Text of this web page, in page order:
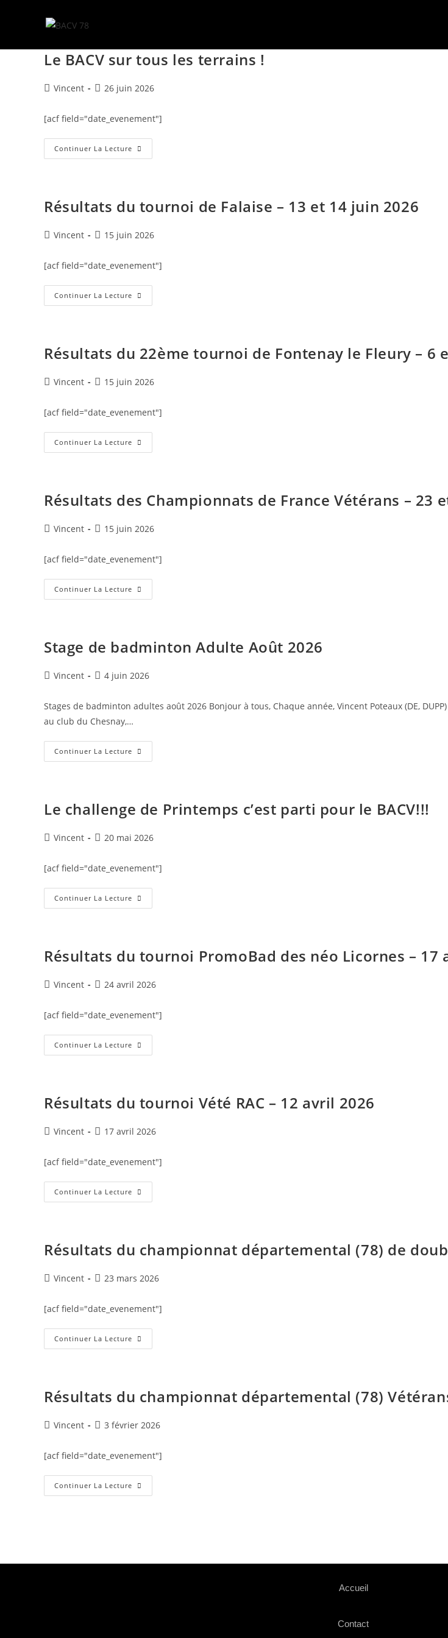
Le BACV sur tous les terrains !
Vincent 26 juin 2026
[acf field="date_evenement"]
Continuer La Lecture
Résultats du tournoi de Falaise – 13 et 14 juin 2026
Vincent 15 juin 2026
[acf field="date_evenement"]
Continuer La Lecture
Résultats du 22ème tournoi de Fontenay le Fleury – 6
Vincent 15 juin 2026
[acf field="date_evenement"]
Continuer La Lecture
Résultats des Championnats de France Vétérans – 23
Vincent 15 juin 2026
[acf field="date_evenement"]
Continuer La Lecture
Stage de badminton Adulte Août 2026
Vincent 4 juin 2026
Stages de badminton adultes août 2026 Bonjour à tous, Chaque année, Vincent Poteaux (DE,
au club du Chesnay,…
Continuer La Lecture
Le challenge de Printemps c’est parti pour le BACV!!!
Vincent 20 mai 2026
[acf field="date_evenement"]
Continuer La Lecture
Résultats du tournoi PromoBad des néo Licornes – 17
Vincent 24 avril 2026
[acf field="date_evenement"]
Continuer La Lecture
Résultats du tournoi Vété RAC – 12 avril 2026
Vincent 17 avril 2026
[acf field="date_evenement"]
Continuer La Lecture
Résultats du championnat départemental (78) de
Vincent 23 mars 2026
[acf field="date_evenement"]
Continuer La Lecture
Résultats du championnat départemental (78)
Vincent 3 février 2026
[acf field="date_evenement"]
Continuer La Lecture
Accueil
Contact